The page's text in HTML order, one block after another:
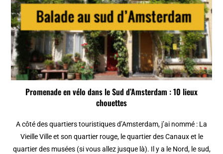
Promenade en vélo dans le Sud d’Amsterdam : 10 lieux
chouettes
A côté des quartiers touristiques d’Amsterdam, j’ai nommé : La
Vieille Ville et son quartier rouge, le quartier des Canaux et le
quartier des musées (si vous allez jusque là). Il y a le Nord, le sud,